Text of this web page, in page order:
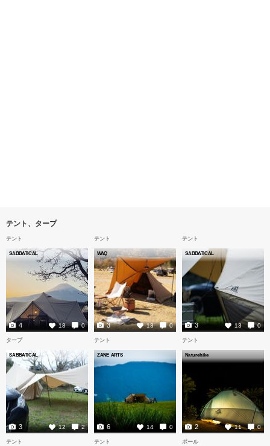
テント、タープ
テント
SABBATICAL
18 0
4
テント
WAQ
13 0
3
テント
SABBATICAL
13 0
3
タープ
SABBATICAL
12 2
3
テント
ZANE ARTS
14 0
6
テント
Naturehike
11 0
2
テント テント ポール